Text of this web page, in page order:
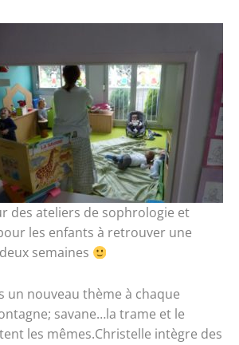
des ateliers de sophrologie et
les enfants à retrouver une
semaines
un nouveau thème à chaque
savane…la trame et le
les mêmes.Christelle intègre des